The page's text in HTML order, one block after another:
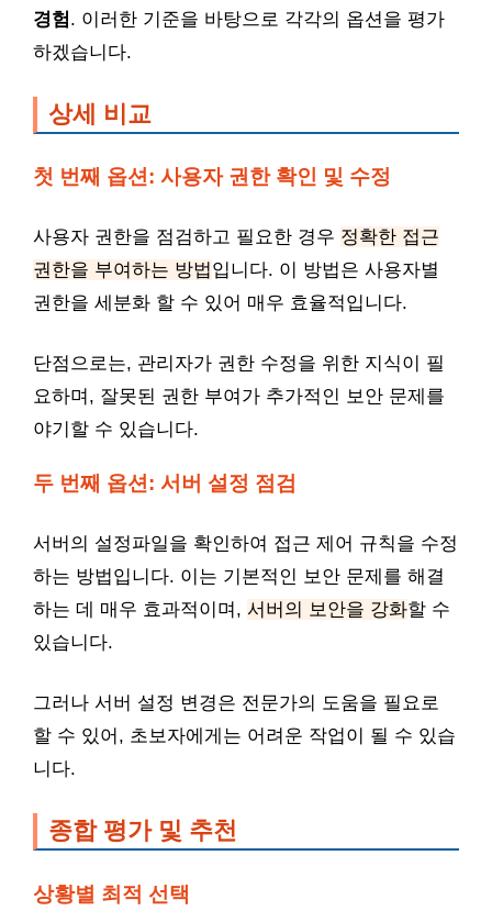
경험. 이러한 기준을 바탕으로 각각의 옵션을 평가
하겠습니다.
상세 비교
첫 번째 옵션: 사용자 권한 확인 및 수정
사용자 권한을 점검하고 필요한 경우 정확한 접근
권한을 부여하는 방법입니다. 이 방법은 사용자별
권한을 세분화 할 수 있어 매우 효율적입니다.
단점으로는, 관리자가 권한 수정을 위한 지식이 필
요하며, 잘못된 권한 부여가 추가적인 보안 문제를
야기할 수 있습니다.
두 번째 옵션: 서버 설정 점검
서버의 설정파일을 확인하여 접근 제어 규칙을 수정
하는 방법입니다. 이는 기본적인 보안 문제를 해결
하는 데 매우 효과적이며, 서버의 보안을 강화할 수
있습니다.
그러나 서버 설정 변경은 전문가의 도움을 필요로
할 수 있어, 초보자에게는 어려운 작업이 될 수 있습
니다.
종합 평가 및 추천
상황별 최적 선택